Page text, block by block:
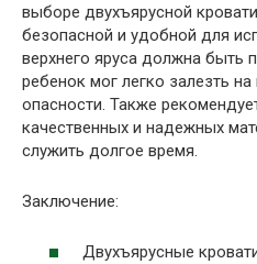
выборе двухъярусной
безопасной и удобной для
верхнего яруса должна быть
ребенок мог легко залезть на
опасности. Также
качественных и надежных
служить долгое время.
Заключение:
Двухъярусные